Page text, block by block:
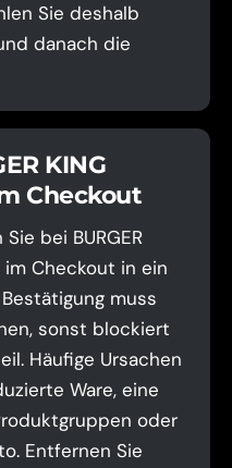
Sie deshalb
danach die
KING
Checkout
bei BURGER
im Checkout in ein
muss
sonst blockiert
Häufige Ursachen
Ware, eine
oder
Entfernen Sie